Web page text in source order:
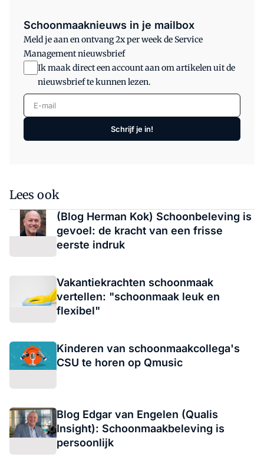
Schoonmaaknieuws in je mailbox
Meld je aan en ontvang 2x per week de Service
Management nieuwsbrief
Ik maak direct een account aan om artikelen uit de
nieuwsbrief te kunnen lezen.
E-mail
Schrijf je in!
Lees ook
(Blog Herman Kok) Schoonbeleving is
gevoel: de kracht van een frisse
eerste indruk
Vakantiekrachten schoonmaak
vertellen: "schoonmaak leuk en
flexibel"
Kinderen van schoonmaakcollega's
CSU te horen op Qmusic
Blog Edgar van Engelen (Qualis
Insight): Schoonmaakbeleving is
persoonlijk